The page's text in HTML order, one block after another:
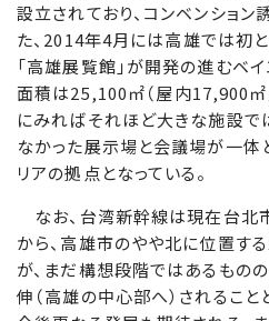
設立されており、コンベンション
た、2014年4月には高雄では初
「高雄展覧館」が開発の進むベ
面積は25,100㎡（屋内17,900
にみればそれほど大きな施設で
なかった展示場と会議場が一体
リアの拠点となっている。
なお、台湾新幹線は現在台北
から、高雄市のやや北に位置す
が、まだ構想段階ではあるもの
伸（高雄の中心部へ）されること